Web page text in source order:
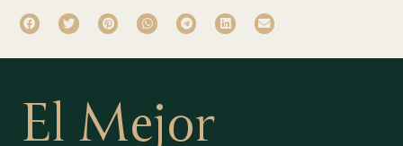
El Mejor